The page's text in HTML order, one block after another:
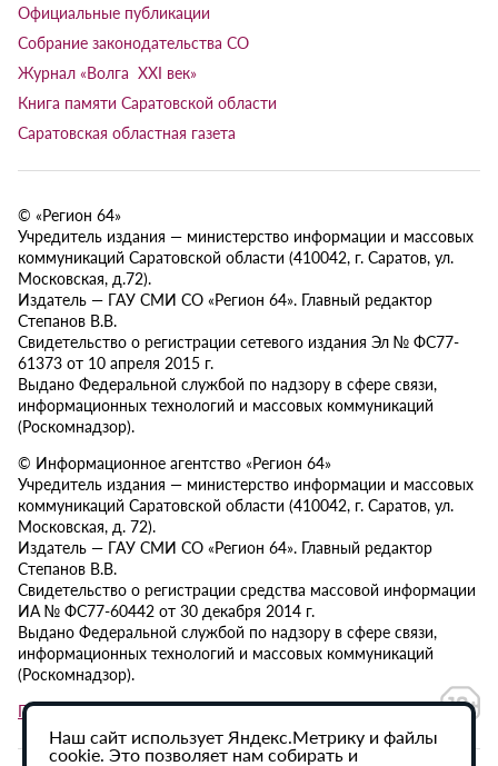
Официальные публикации
Собрание законодательства СО
Журнал «Волга XXI век»
Книга памяти Саратовской области
Саратовская областная газета
© «Регион 64»
Учредитель издания — министерство информации и массовых
коммуникаций Саратовской области (410042, г. Саратов, ул.
Московская, д.72).
Издатель — ГАУ СМИ СО «Регион 64». Главный редактор
Степанов В.В.
Свидетельство о регистрации сетевого издания Эл № ФС77-
61373 от 10 апреля 2015 г.
Выдано Федеральной службой по надзору в сфере связи,
информационных технологий и массовых коммуникаций
(Роскомнадзор).
© Информационное агентство «Регион 64»
Учредитель издания — министерство информации и массовых
коммуникаций Саратовской области (410042, г. Саратов, ул.
Московская, д. 72).
Издатель — ГАУ СМИ СО «Регион 64». Главный редактор
Степанов В.В.
Свидетельство о регистрации средства массовой информации
ИА № ФС77-60442 от 30 декабря 2014 г.
Выдано Федеральной службой по надзору в сфере связи,
информационных технологий и массовых коммуникаций
(Роскомнадзор).
Политика в отношении обработки персональных данных
Наш сайт использует Яндекс.Метрику и файлы
cookie. Это позволяет нам собирать и